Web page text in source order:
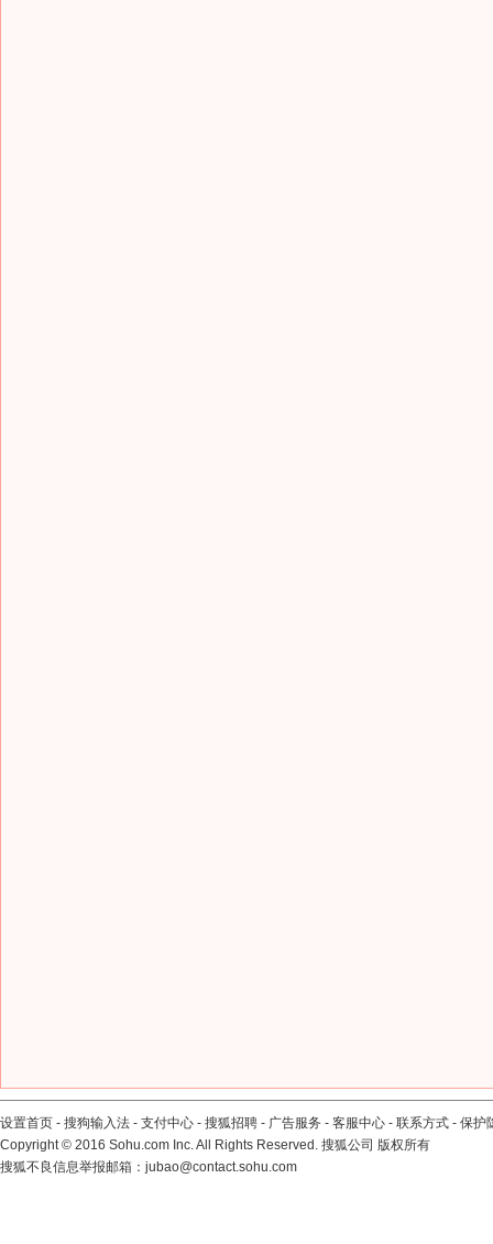
设置首页 - 搜狗输入法 - 支付中心 - 搜狐招聘 - 广告服务 - 客服中心 - 联系方式 - 保护
Copyright© 2016 Sohu.com Inc. All Rights Reserved. 搜狐公司 版权所有
搜狐不良信息举报邮箱： jubao@contact.sohu.com